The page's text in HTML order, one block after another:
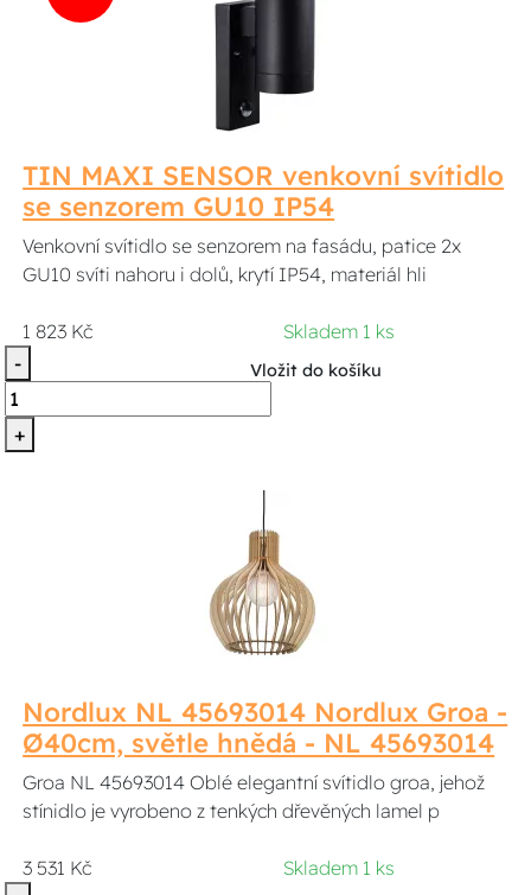
TIN MAXI SENSOR venkovní svítidlo
se senzorem GU10 IP54
Venkovní svítidlo se senzorem na fasádu, patice 2x
GU10 svíti nahoru i dolů, krytí IP54, materiál hli
1 823 Kč
Skladem 1 ks
-
+
Vložit do košíku
Nordlux NL 45693014 Nordlux Groa -
Ø40cm, světle hnědá - NL 45693014
Groa NL 45693014 Oblé elegantní svítidlo groa, jehož
stínidlo je vyrobeno z tenkých dřevěných lamel p
3 531 Kč
Skladem 1 ks